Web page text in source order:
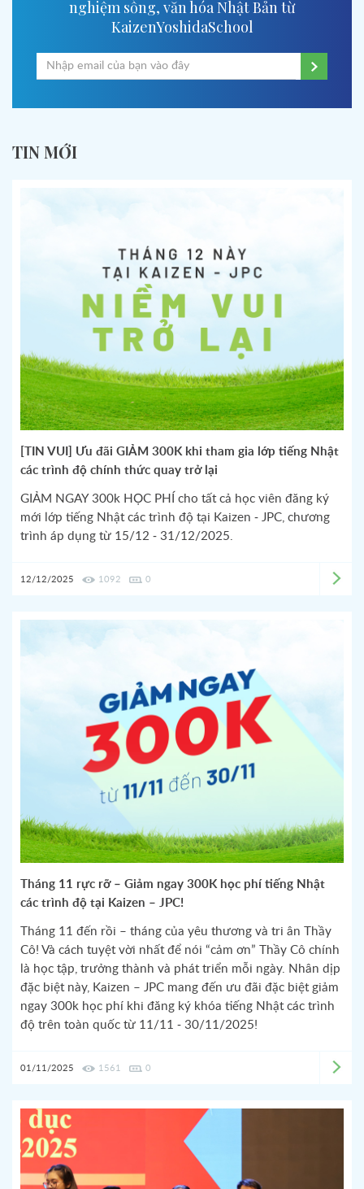
nghiệm sống, văn hóa Nhật Bản từ
KaizenYoshidaSchool
TIN MỚI
[TIN VUI] Ưu đãi GIẢM 300K khi tham gia lớp tiếng Nhật
các trình độ chính thức quay trở lại
GIẢM NGAY 300k HỌC PHÍ cho tất cả học viên đăng ký
mới lớp tiếng Nhật các trình độ tại Kaizen - JPC, chương
trình áp dụng từ 15/12 - 31/12/2025.
12/12/2025 1092 0
Tháng 11 rực rỡ – Giảm ngay 300K học phí tiếng Nhật
các trình độ tại Kaizen – JPC!
Tháng 11 đến rồi – tháng của yêu thương và tri ân Thầy
Cô! Và cách tuyệt vời nhất để nói “cảm ơn” Thầy Cô chính
là học tập, trưởng thành và phát triển mỗi ngày. Nhân dịp
đặc biệt này, Kaizen – JPC mang đến ưu đãi đặc biệt giảm
ngay 300k học phí khi đăng ký khóa tiếng Nhật các trình
độ trên toàn quốc từ 11/11 - 30/11/2025!
01/11/2025 1561 0